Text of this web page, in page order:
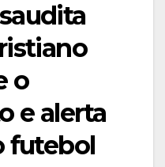
o
e alerta
futebol